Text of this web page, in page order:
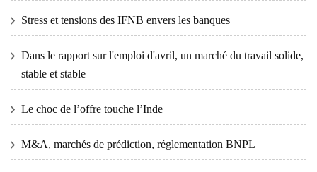
Stress et tensions des IFNB envers les banques
Dans le rapport sur l'emploi d'avril, un marché du travail solide,
stable et stable
Le choc de l’offre touche l’Inde
M&A, marchés de prédiction, réglementation BNPL